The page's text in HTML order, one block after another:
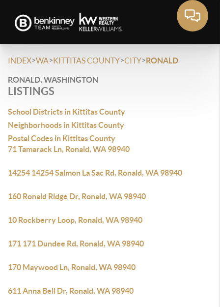
INDEX>WA>KITTITAS COUNTY>CITY>RONALD
RONALD, WASHINGTON
LISTINGS
School Districts in Kittitas County
Neighborhoods in Kittitas County
Postal Codes in Kittitas County
71 Tamarack Ln, Ronald, WA 98940
14254 14254 Salmon La Sac Rd, Ronald, WA 98940
160 Ronald Ridge Dr, Ronald, WA 98940
10 Rockberry Loop, Ronald, WA 98940
171 171 Dundee Rd, Ronald, WA 98940
170 Maywood Ln, Ronald, WA 98940
611 Anna Bell Dr, Ronald, WA 98940